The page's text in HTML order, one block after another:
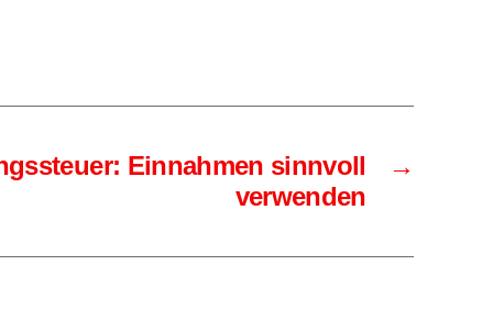
→
Einnahmen sinnvoll
verwenden